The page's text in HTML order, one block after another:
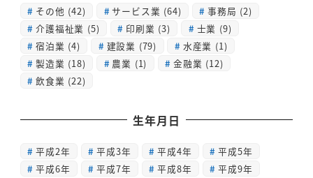
その他 (42) サービス業 (64) 事務局 (2)
介護福祉業 (5) 印刷業 (3) 士業 (9)
宿泊業 (4) 建設業 (79) 水産業 (1)
製造業 (18) 農業 (1) 金融業 (12)
飲食業 (22)
生年月日
平成2年 平成3年 平成4年
平成5年
平成6年
平成7年 平成8年
平成9年